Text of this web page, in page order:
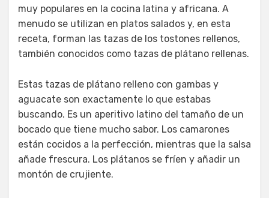
muy populares en la cocina latina y africana. A
menudo se utilizan en platos salados y, en esta
receta, forman las tazas de los tostones rellenos,
también conocidos como tazas de plátano rellenas.
Estas tazas de plátano relleno con gambas y
aguacate son exactamente lo que estabas
buscando. Es un aperitivo latino del tamaño de un
bocado que tiene mucho sabor. Los camarones
están cocidos a la perfección, mientras que la salsa
añade frescura. Los plátanos se fríen y añadir un
montón de crujiente.